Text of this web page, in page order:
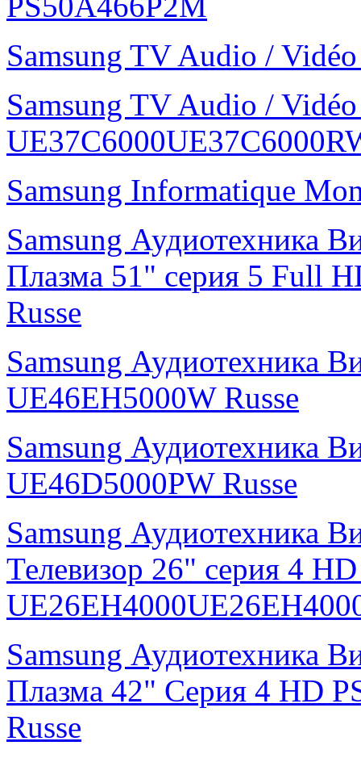
Samsung TV Audio /
Samsung TV Audio /
Samsung Informatique
Samsung Аудиотехника
Плазма 51" cерия 5 Full
Russe
Samsung Аудиотехника
UE46EH5000W Russe
Samsung Аудиотехника
UE46D5000PW Russe
Samsung Аудиотехника
Телевизор 26" серия 4
Samsung Аудиотехника
Плазма 42" Серия 4 HD
Russe